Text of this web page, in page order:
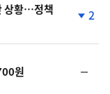
상황…정책
계
2
원